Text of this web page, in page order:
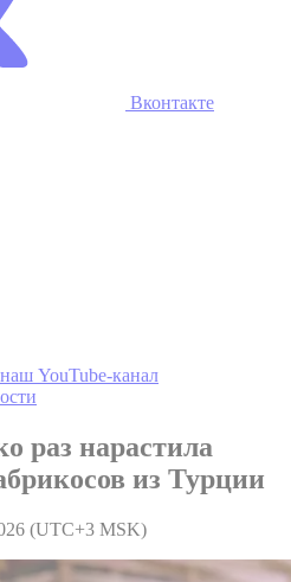
Вконтакте
YouTube-канал
раз нарастила
из Турции
(UTC+3 MSK)